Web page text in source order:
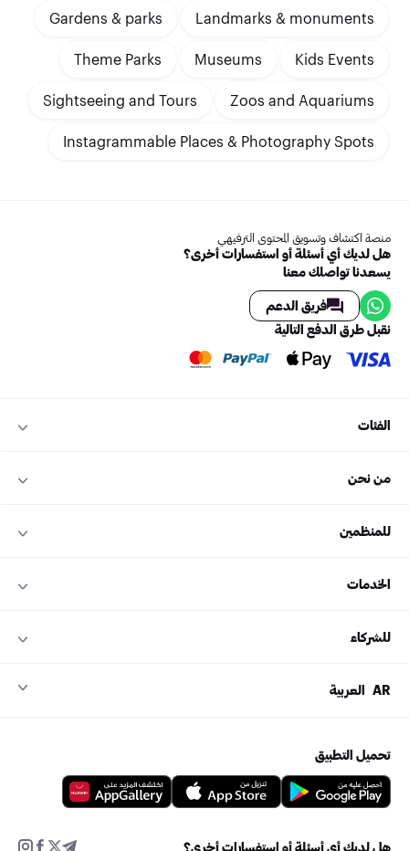
Landmarks & monuments
Gardens & parks
Kids Events
Museums
Theme Parks
Zoos and Aquariums
Sightseeing and Tours
Instagrammable Places & Photography Spots
منصة اكتشاف وتسويق المحتوى الترفيهي
هل لديك أي أسئلة أو استفسارات أخرى؟
يسعدنا تواصلك معنا
فريق الدعم
نقبل طرق الدفع التالية
الفئات
من نحن
للمنظمين
الخدمات
للشركاء
AR العربية
تحميل التطبيق
هل لديك أي أسئلة أو استفسارات أخرى؟